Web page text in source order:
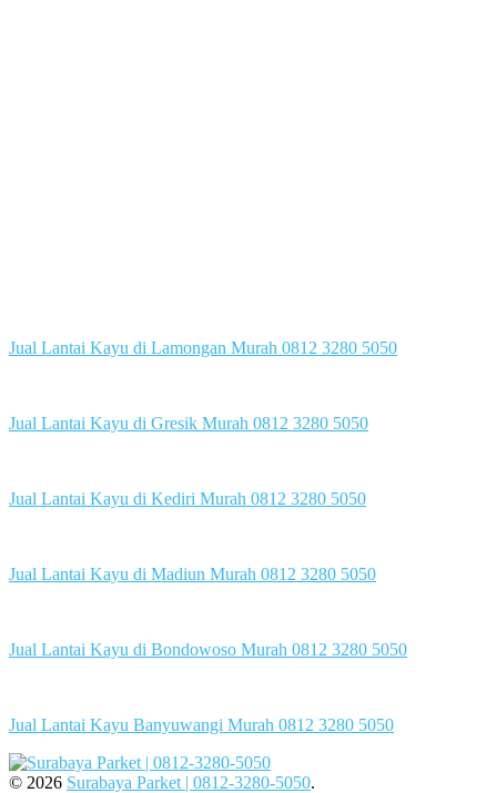
Jual Lantai Kayu di Lamongan Murah 0812 3280 5050
Jual Lantai Kayu di Gresik Murah 0812 3280 5050
Jual Lantai Kayu di Kediri Murah 0812 3280 5050
Jual Lantai Kayu di Madiun Murah 0812 3280 5050
Jual Lantai Kayu di Bondowoso Murah 0812 3280 5050
Jual Lantai Kayu Banyuwangi Murah 0812 3280 5050
© 2026 Surabaya Parket | 0812-3280-5050.